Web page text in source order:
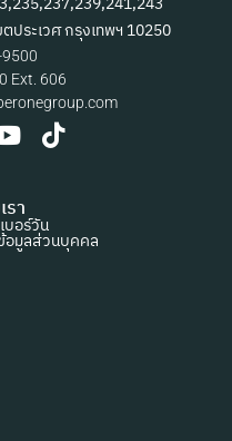
ประเวศ กรุงเทพฯ 10250
9500
Ext. 606
รา
บอร์วัน
อมูลส่วนบุคคล